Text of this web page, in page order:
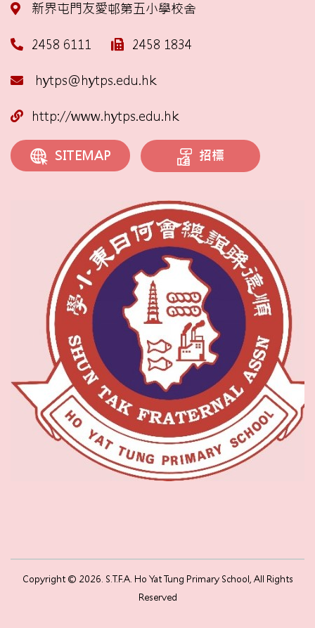
新界屯門友愛邨第五小學校舍
2458 6111 2458 1834
hytps@hytps.edu.hk
http://www.hytps.edu.hk
SITEMAP 招標
Copyright © 2026. S.T.F.A. Ho Yat Tung Primary School, All Rights
Reserved